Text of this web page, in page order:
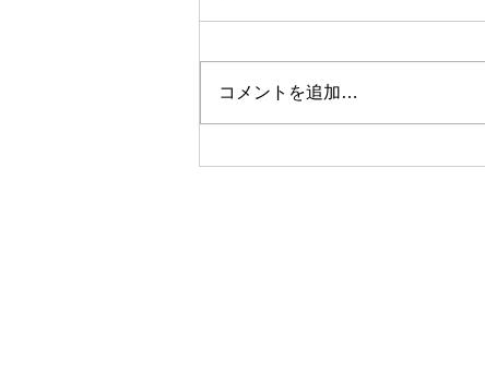
コメントを追加…